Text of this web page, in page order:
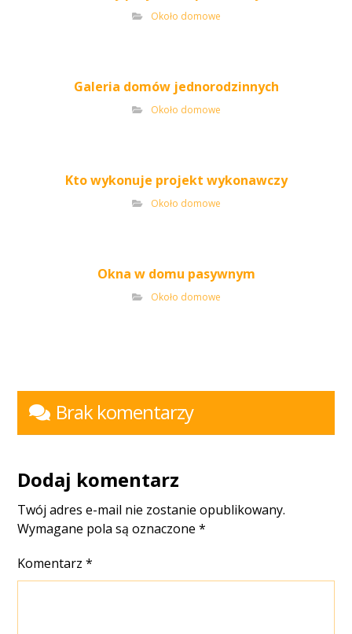
Około domowe
Galeria domów jednorodzinnych
Około domowe
Kto wykonuje projekt wykonawczy
Około domowe
Okna w domu pasywnym
Około domowe
Brak komentarzy
Dodaj komentarz
Twój adres e-mail nie zostanie opublikowany.
Wymagane pola są oznaczone*
Komentarz*